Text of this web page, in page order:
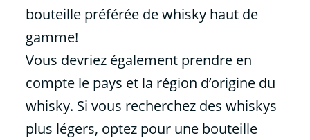
bouteille préférée de whisky haut de
gamme!
Vous devriez également prendre en
compte le pays et la région d’origine du
whisky. Si vous recherchez des whiskys
plus légers, optez pour une bouteille